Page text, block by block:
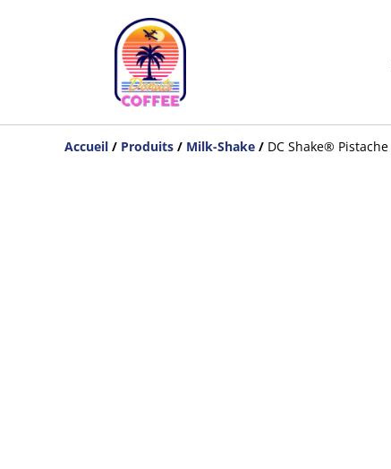
Accueil / Produits / Milk-Shake / DC Shake® Pistache